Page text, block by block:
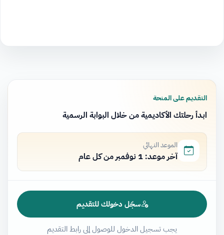
التقديم على المنحة
ابدأ رحلتك الأكاديمية من خلال البوابة الرسمية
الموعد النهائي
آخر موعد: 1 نوفمبر من كل عام
سجّل دخولك للتقديم
يجب تسجيل الدخول للوصول إلى رابط التقديم